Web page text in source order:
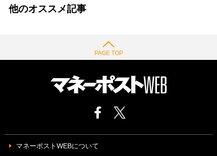
他のオススメ記事
PAGE TOP
マネーポストWEBについて